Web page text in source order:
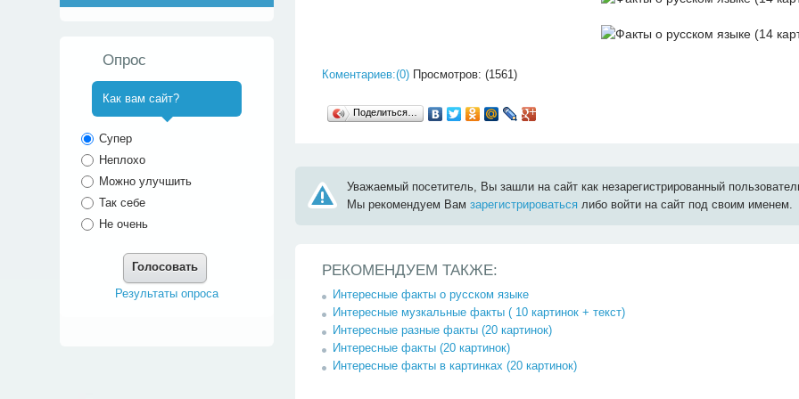
Коментариев:(0) Просмотров: (1561)
Поделиться…
Уважаемый посетитель, Вы зашли на сайт как незарегистрированный
Мы рекомендуем Вамзарегистрироваться либо войти на сайт под своим именем.
РЕКОМЕНДУЕМ ТАКЖЕ:
Интересные факты о русском языке
Интересные музкальные факты ( 10 картинок + текст)
Интересные разные факты (20 картинок)
Интересные факты (20 картинок)
Интересные факты в картинках (20 картинок)
Опрос
Как вам сайт?
Супер
Неплохо
Можно улучшить
Так себе
Не очень
Голосовать
Результаты опроса